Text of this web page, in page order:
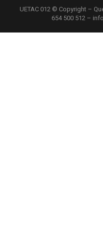
UETAC 012 © Copyright –
654 500 512 –